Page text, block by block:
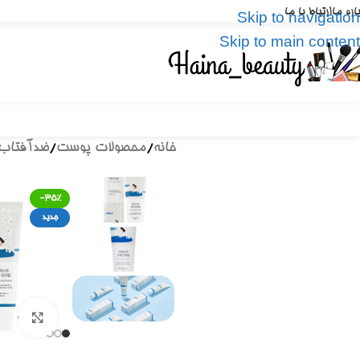
Skip to navigation
Skip to main content
ماارتباط با ما
خانه/محصولات پوست/
-35%
جدید